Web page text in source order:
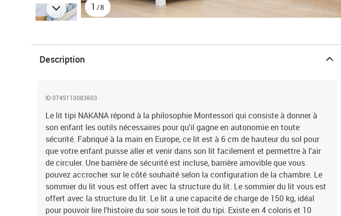
1 /8
Description
ID 0745110083603
Le lit tipi NAKANA répond à la philosophie Montessori qui consiste à donner à
son enfant les outils nécessaires pour qu'il gagne en autonomie en toute
sécurité. Fabriqué à la main en Europe, ce lit est à 6 cm de hauteur du sol pour
que votre enfant puisse aller et venir dans son lit facilement et permettre à l'air
de circuler. Une barrière de sécurité est incluse, barrière amovible que vous
pouvez accrocher sur le côté souhaité selon la configuration de la chambre. Le
sommier du lit vous est offert avec la structure du lit. Le sommier du lit vous est
offert avec la structure du lit. Le lit a une capacité de charge de 150 kg, idéal
pour pouvoir lire l'histoire du soir sous le toit du tipi. Existe en 4 coloris et 10